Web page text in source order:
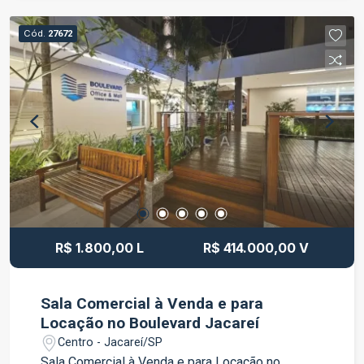
acesso e excelente infraestrutura. Ideal para
quem busca praticidade, conforto e um endereço
de destaque para o seu negócio. Entre em
contato para mais informações e agende uma
visita.
Cód. 27672
R$ 1.800,00 L R$ 414.000,00 V
Sala Comercial à Venda e para
Locação no Boulevard Jacareí
Centro - Jacareí/SP